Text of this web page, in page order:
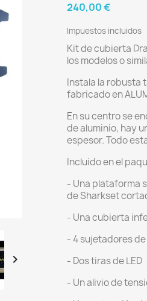

240,00 €
Impuestos incluidos
Kit de cubierta
los modelos o
Instala la robusta
fabricado en
En su centro se
de aluminio, hay
espesor. Todo
Incluido en el
- Una plataforma
de Sharkset
- Una cubierta
- 4 sujetadores
- Dos tiras de LED
- Un alivio de